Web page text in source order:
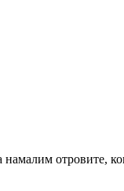
отровите,